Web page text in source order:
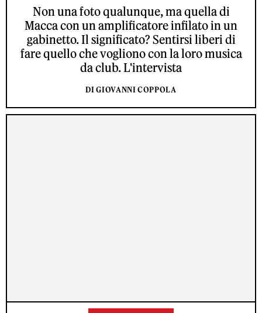
Non una foto qualunque, ma quella di
Macca con un amplificatore infilato in un
gabinetto. Il significato? Sentirsi liberi di
fare quello che vogliono con la loro musica
da club. L'intervista
DI GIOVANNI COPPOLA